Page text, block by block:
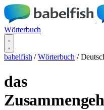
Wörterbuch
babelfish / Wörterbuch /
das